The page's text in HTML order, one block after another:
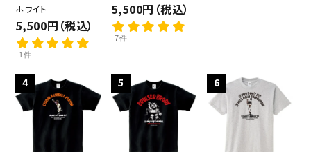
ホワイト
5,500円（税込）
1件
5,500円（税込）
7件
4 5 6